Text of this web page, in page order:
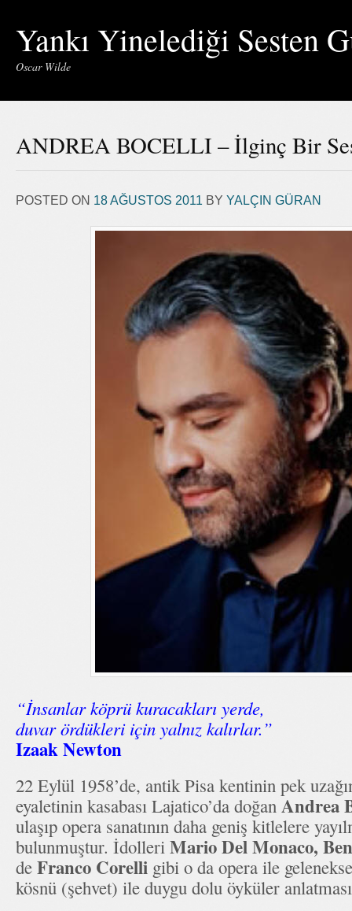
Yankı Yinelediği Sesten
Oscar Wilde
ANDREA BOCELLI – İlginç Bir
POSTED ON 18 AĞUSTOS 2011 BY YALÇIN GÜRAN
“İnsanlar köprü kuracakları yerde,
duvar ördükleri için yalnız kalırlar.”
Izaak Newton
22 Eylül 1958’de, antik Pisa kentinin pek
eyaletinin kasabası Lajatico’da doğan Andrea
ulaşıp opera sanatının daha geniş kitlelere
bulunmuştur. İdolleri Mario Del Monaco,
de Franco Corelli gibi o da opera ile
kösnü (şehvet) ile duygu dolu öyküler